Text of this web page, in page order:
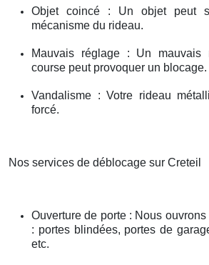
Objet coincé : Un objet peut
mécanisme du rideau.
Mauvais réglage : Un
course peut provoquer un blocage.
Vandalisme : Votre rideau
forcé.
Nos services de déblocage sur Creteil
Ouverture de porte : Nous
: portes blindées, portes de
etc.